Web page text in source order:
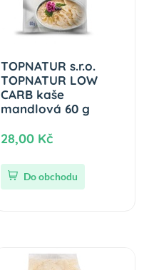
TOPNATUR s.r.o.
TOPNATUR LOW
CARB kaše
mandlová 60 g
28,00 Kč
Do obchodu